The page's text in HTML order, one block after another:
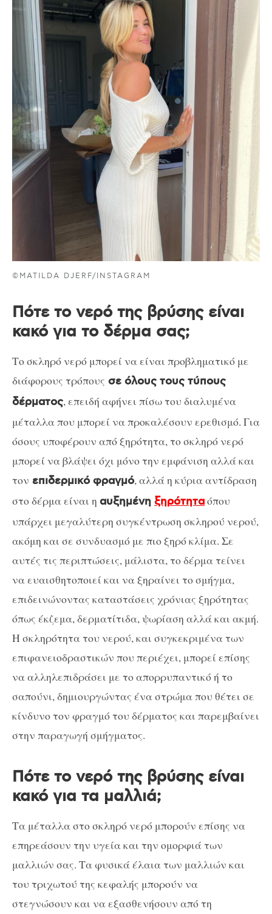
©MATILDA DJERF/INSTAGRAM
Πότε το νερό της βρύσης είναι
κακό για το δέρμα σας;
Το σκληρό νερό μπορεί να είναι προβληματικό με
διάφορους τρόπους σε όλους τους τύπους
δέρματος, επειδή αφήνει πίσω του διαλυμένα
μέταλλα που μπορεί να προκαλέσουν ερεθισμό. Για
όσους υποφέρουν από ξηρότητα, το σκληρό νερό
μπορεί να βλάψει όχι μόνο την εμφάνιση αλλά και
τον επιδερμικό φραγμό, αλλά η κύρια αντίδραση
στο δέρμα είναι η αυξημένη ξηρότηταόπου
υπάρχει μεγαλύτερη συγκέντρωση σκληρού νερού,
ακόμη και σε συνδυασμό με πιο ξηρό κλίμα. Σε
αυτές τις περιπτώσεις, μάλιστα, το δέρμα τείνει
να ευαισθητοποιεί και να ξηραίνει το σμήγμα,
επιδεινώνοντας καταστάσεις χρόνιας ξηρότητας
όπως έκζεμα, δερματίτιδα, ψωρίαση αλλά και ακμή.
Η σκληρότητα του νερού, και συγκεκριμένα των
επιφανειοδραστικών που περιέχει, μπορεί επίσης
να αλληλεπιδράσει με το απορρυπαντικό ή το
σαπούνι, δημιουργώντας ένα στρώμα που θέτει σε
κίνδυνο τον φραγμό του δέρματος και παρεμβαίνει
στην παραγωγή σμήγματος.
Πότε το νερό της βρύσης είναι
κακό για τα μαλλιά;
Τα μέταλλα στο σκληρό νερό μπορούν επίσης να
επηρεάσουν την υγεία και την ομορφιά των
μαλλιών σας. Τα φυσικά έλαια των μαλλιών και
του τριχωτού της κεφαλής μπορούν να
στεγνώσουν και να εξασθενήσουν από τη